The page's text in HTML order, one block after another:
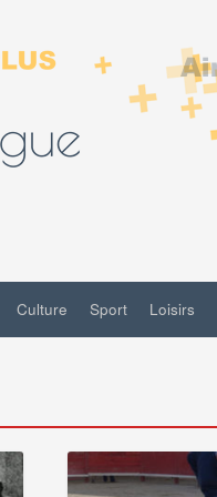
Culture Sport Loisirs